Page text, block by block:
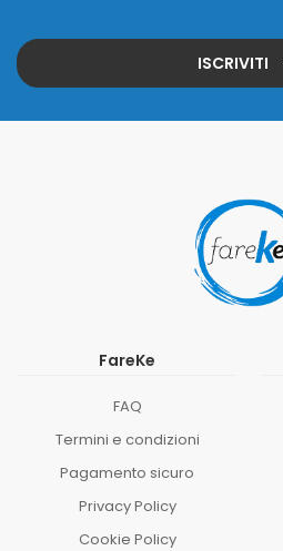
ISCRIVITI
FareKe
FAQ
Termini e condizioni
Pagamento sicuro
Privacy Policy
Cookie Policy